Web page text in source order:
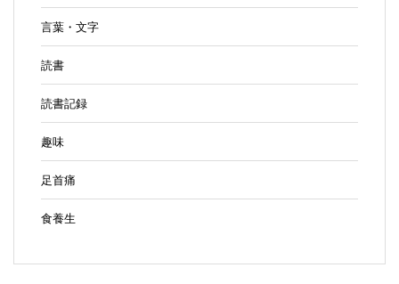
言葉・文字
読書
読書記録
趣味
足首痛
食養生